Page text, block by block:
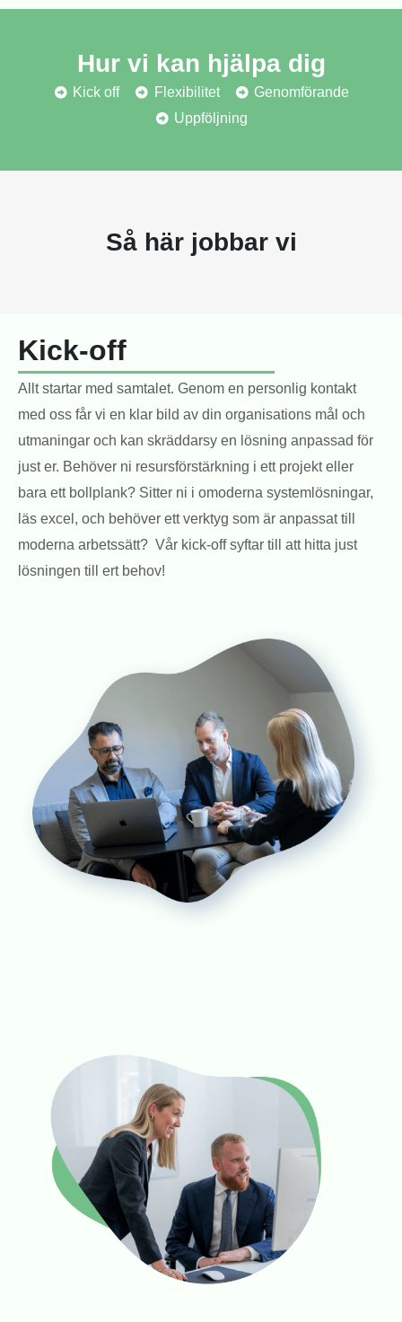
Hur vi kan hjälpa dig
Kick off Flexibilitet
Genomförande
Uppföljning
Så här jobbar vi
Kick-off
Allt startar med samtalet. Genom en personlig kontakt
med oss får vi en klar bild av din organisations mål och
utmaningar och kan skräddarsy en lösning anpassad för
just er. Behöver ni resursförstärkning i ett projekt eller
bara ett bollplank? Sitter ni i omoderna systemlösningar,
läs excel, och behöver ett verktyg som är anpassat till
moderna arbetssätt? Vår kick-off syftar till att hitta just
lösningen till ert behov!